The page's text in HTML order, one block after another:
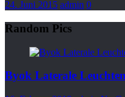
24. Juni 2015 admin 0
Random Pics
Byok Laterale